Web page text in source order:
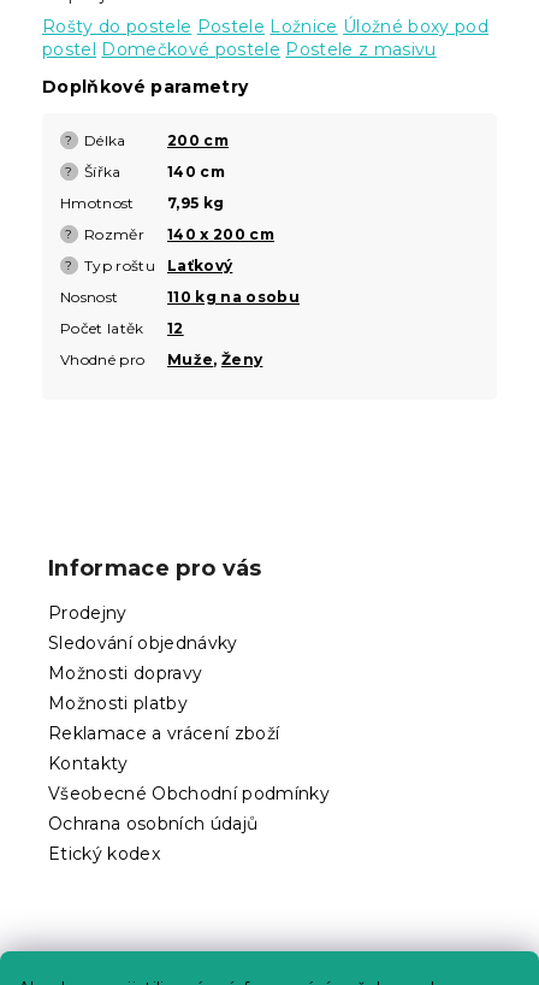
Rošty do postele Postele Ložnice Úložné boxy pod
postel Domečkové postele Postele z masivu
Doplňkové parametry
? Délka 200 cm
? Šířka
140 cm
Hmotnost
7,95 kg
? Rozměr 140 x 200 cm
? Typ roštu
Laťkový
Nosnost
110 kg na osobu
Počet latěk
12
Vhodné pro
Muže,Ženy
Informace pro vás
Prodejny
Sledování objednávky
Možnosti dopravy
Možnosti platby
Reklamace a vrácení zboží
Kontakty
Všeobecné Obchodní podmínky
Ochrana osobních údajů
Etický kodex